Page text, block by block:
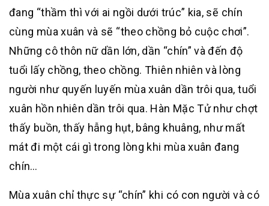
đang “thầm thì với ai ngồi dưới trúc” kia, sẽ chín
cùng mùa xuân và sẽ “theo chồng bỏ cuộc chơi”.
Những cô thôn nữ dần lớn, dần “chín” và đến độ
tuổi lấy chồng, theo chồng. Thiên nhiên và lòng
người như quyến luyến mùa xuân dần trôi qua, tuổi
xuân hồn nhiên dần trôi qua. Hàn Mặc Tử như chợt
thấy buồn, thấy hẫng hụt, bâng khuâng, như mất
mát đi một cái gì trong lòng khi mùa xuân đang
chín…
Mùa xuân chỉ thực sự “chín” khi có con người và có